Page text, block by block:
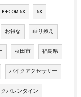
B+COM 6X 6X
お得な 乗り換え
秋田市 福島県
バイクアクセサリー
バレンタイン